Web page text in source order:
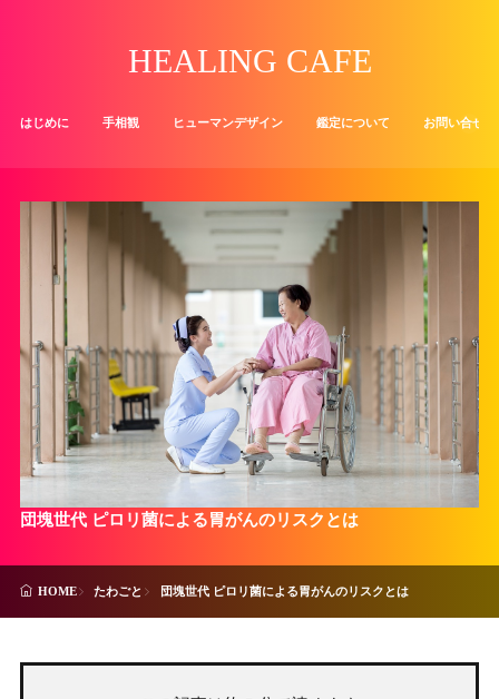
HEALING CAFE
はじめに 手相観 ヒューマンデザイン 鑑定について お問い合せ
団塊世代 ピロリ菌による胃がんのリスクとは
HOME たわごと 団塊世代 ピロリ菌による胃がんのリスクとは